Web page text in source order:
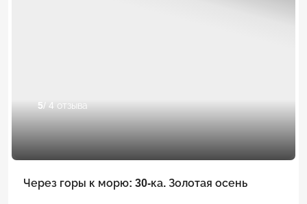
5/ 4 отзыва
Через горы к морю: 30-ка. Золотая осень